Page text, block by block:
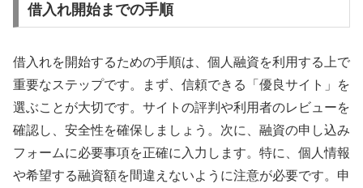
借入れ開始までの手順
借入れを開始するための手順は、個人融資を利用する上で
重要なステップです。まず、信頼できる「優良サイト」を
選ぶことが大切です。サイトの評判や利用者のレビューを
確認し、安全性を確保しましょう。次に、融資の申し込み
フォームに必要事項を正確に入力します。特に、個人情報
や希望する融資額を間違えないように注意が必要です。申